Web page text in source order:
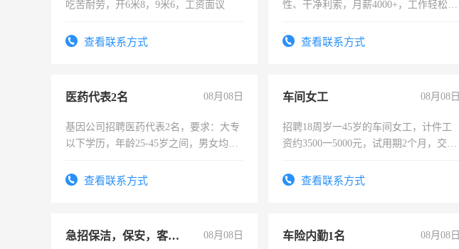
吃苦耐劳，开6米8，9米6，工资面议
查看联系方式
性、干净利索，月薪4000+，工作轻松，
太太等。查看联系方式
医药代表2名 08月08日
基因公司招聘医药代表2名，要求：大专
以下学历，年龄25-45岁之间，男女均
表或者有医学资质的优先，底薪+绩效，
查看联系方式
车间女工 08月08日
招聘18周岁一45岁的车间女工，计件工
资约3500一5000元，试用期2个月，交五
查看联系方式
急招保洁，保安，客服，工程 08月08日 车险内勤1名 08月08日